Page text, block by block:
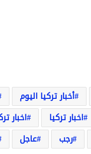
أخبار تركيا اليوم
اخبار تركيا اخبار
رجب عاجل